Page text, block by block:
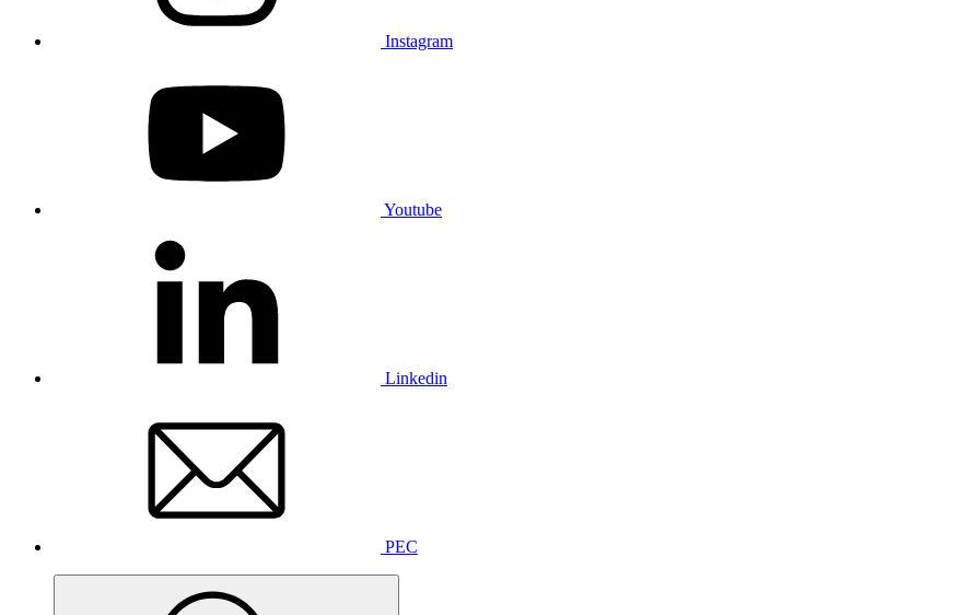
Instagram
Youtube
Linkedin
PEC